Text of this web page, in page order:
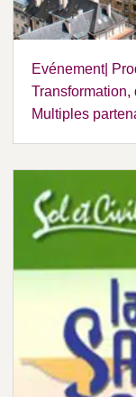
Evénement|
Multiples